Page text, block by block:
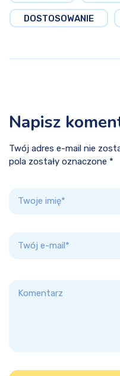
DOSTOSOWANIE
Napisz
Twój adres e-mail nie
pola zostały oznaczone *